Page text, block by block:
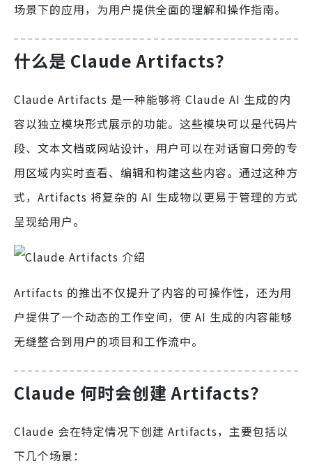
场景下的应用，为用户提供全面的理解和操作指南。
什么是 Claude Artifacts？
Claude Artifacts 是一种能够将 Claude AI 生成的内
容以独立模块形式展示的功能。这些模块可以是代码片
段、文本文档或网站设计，用户可以在对话窗口旁的专
用区域内实时查看、编辑和构建这些内容。通过这种方
式，Artifacts 将复杂的 AI 生成物以更易于管理的方式
呈现给用户。
Artifacts 的推出不仅提升了内容的可操作性，还为用
户提供了一个动态的工作空间，使 AI 生成的内容能够
无缝整合到用户的项目和工作流中。
Claude 何时会创建 Artifacts？
Claude 会在特定情况下创建 Artifacts，主要包括以
下几个场景：